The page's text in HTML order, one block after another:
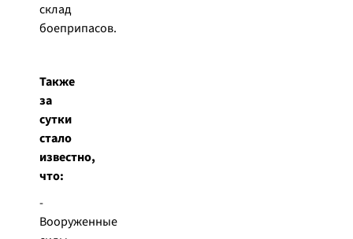
склад
боеприпасов.
Также
за
сутки
стало
известно,
что:
-
Вооруженные